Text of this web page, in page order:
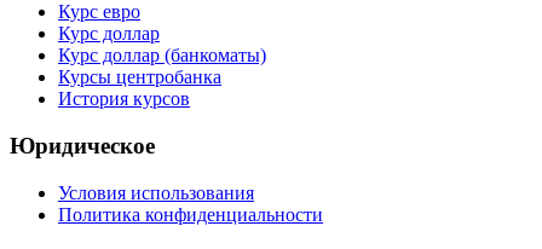
Курс евро
Курс доллар
Курс доллар (банкоматы)
Курсы центробанка
История курсов
Юридическое
Условия использования
Политика конфиденциальности